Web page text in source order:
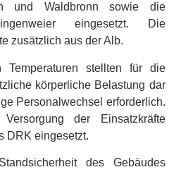
und Waldbronn sowie die
eingesetzt. Die
zusätzlich aus der Alb.
Temperaturen stellten für die
körperliche Belastung dar
Personalwechsel erforderlich.
der Einsatzkräfte
DRK eingesetzt.
des Gebäudes